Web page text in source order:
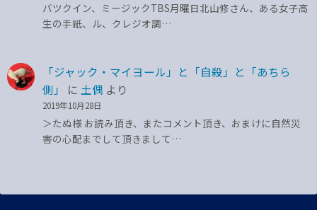
バツクイン、ミージックTBS月曜日北山修さん、ある女子高
生の手紙、ル、クレジオ調…
「ジャック・マイヨール」と「自殺」と「あちら
側」
に 土偶 より
2019年10月28日
＞たぬ様 お読み頂き、またコメント頂き、おまけに自然災
害の心配までして頂きまして…